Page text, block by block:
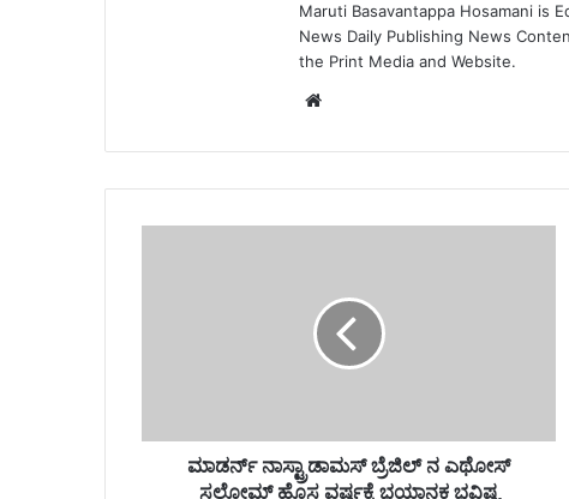
Maruti Basavantappa Hosamani is
News Daily Publishing News
the Print Media and Website.
Website
ಮಾಡರ್ನ್ ನಾಸ್ಟ್ರಾಡಾಮಸ್ ಬ್ರೆಜಿಲ್ ನ ಎಥೋಸ್
ಸಲೋಮ್ ಹೊಸ ವರ್ಷಕ್ಕೆ ಭಯಾನಕ ಭವಿಷ್ಯ